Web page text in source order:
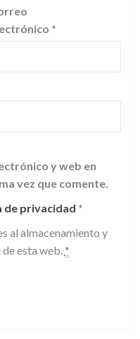
*
y web en
vez que comente.
de privacidad *
al almacenamiento y
esta web. *